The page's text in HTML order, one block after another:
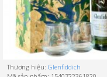
Thương hiệu: Glenfiddich